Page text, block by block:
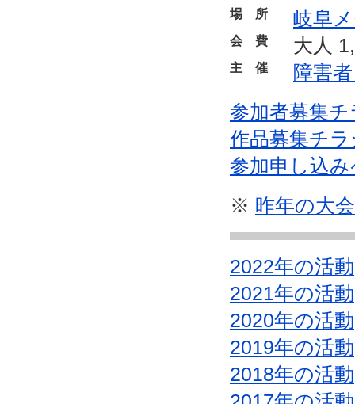
場所 岐阜
会費 大人
主催
障害
参加者募集チ
作品募集チラ
参加申し込
※ 昨年の大
2022年の活動
2021年の活動
2020年の活動
2019年の活動
2018年の活動